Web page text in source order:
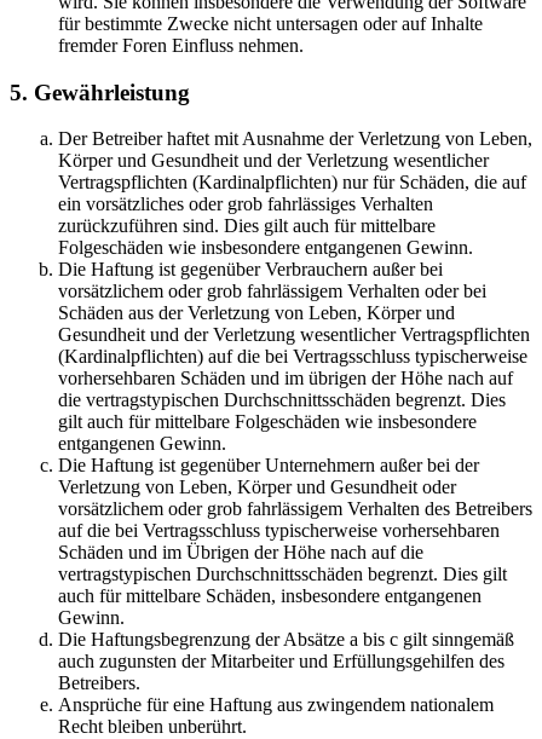
für bestimmte Zwecke nicht untersagen oder auf Inhalte
fremder Foren Einfluss nehmen.
5. Gewährleistung
Der Betreiber haftet mit Ausnahme der Verletzung von Leben,
Körper und Gesundheit und der Verletzung wesentlicher
Vertragspflichten (Kardinalpflichten) nur für Schäden, die auf
ein vorsätzliches oder grob fahrlässiges Verhalten
zurückzuführen sind. Dies gilt auch für mittelbare
Folgeschäden wie insbesondere entgangenen Gewinn.
Die Haftung ist gegenüber Verbrauchern außer bei
vorsätzlichem oder grob fahrlässigem Verhalten oder bei
Schäden aus der Verletzung von Leben, Körper und
Gesundheit und der Verletzung wesentlicher Vertragspflichten
(Kardinalpflichten) auf die bei Vertragsschluss typischerweise
vorhersehbaren Schäden und im übrigen der Höhe nach auf
die vertragstypischen Durchschnittsschäden begrenzt. Dies
gilt auch für mittelbare Folgeschäden wie insbesondere
entgangenen Gewinn.
Die Haftung ist gegenüber Unternehmern außer bei der
Verletzung von Leben, Körper und Gesundheit oder
vorsätzlichem oder grob fahrlässigem Verhalten des Betreibers
auf die bei Vertragsschluss typischerweise vorhersehbaren
Schäden und im Übrigen der Höhe nach auf die
vertragstypischen Durchschnittsschäden begrenzt. Dies gilt
auch für mittelbare Schäden, insbesondere entgangenen
Gewinn.
Die Haftungsbegrenzung der Absätze a bis c gilt sinngemäß
auch zugunsten der Mitarbeiter und Erfüllungsgehilfen des
Betreibers.
Ansprüche für eine Haftung aus zwingendem nationalem
Recht bleiben unberührt.